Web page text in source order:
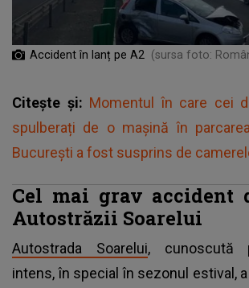
Accident în lanț pe A2 (sursa foto:
Citește și: Momentul în care cei
spulberați de o mașină în
București a fost susprins de
Cel mai grav accident
Autostrăzii Soarelui
Autostrada Soarelui, cunoscută
intens, în special în sezonul estival,